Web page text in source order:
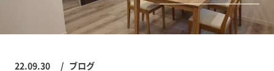
22.09.30 ブログ